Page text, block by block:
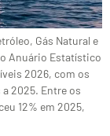
Gás Natural e
Anuário Estatístico
2026, com os
2025. Entre os
12% em 2025,